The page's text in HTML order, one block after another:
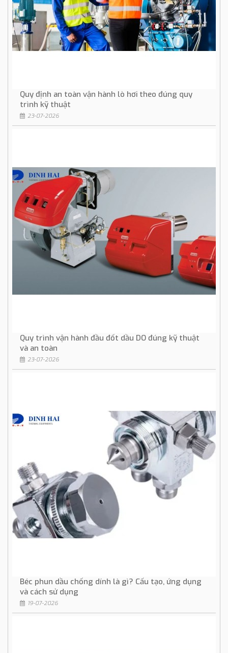
Quy định an toàn vận hành lò hơi theo đúng quy
trình kỹ thuật
23-07-2026
Quy trình vận hành đầu đốt dầu DO đúng kỹ thuật
và an toàn
23-07-2026
Béc phun dầu chống dính là gì? Cấu tạo, ứng dụng
và cách sử dụng
19-07-2026